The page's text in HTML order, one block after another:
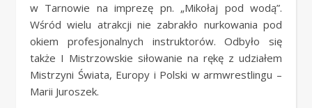
w Tarnowie na imprezę pn. „Mikołaj pod wodą”.
Wśród wielu atrakcji nie zabrakło nurkowania pod
okiem profesjonalnych instruktorów. Odbyło się
także I Mistrzowskie siłowanie na rękę z udziałem
Mistrzyni Świata, Europy i Polski w armwrestlingu –
Marii Juroszek.